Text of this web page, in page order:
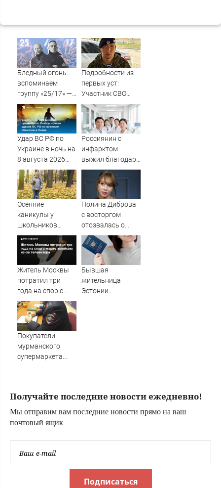
Бледный огонь:
вспоминаем
группу «25/17» —
великую и (часто)
ужасную
Подробности из
первых уст:
Участник СВО
рассказал, что
спасло его в
схватке с
медведем
Удар ВС РФ по
Украине в ночь на
8 августа 2026
года: список
пораженных
целей в Киеве,
удар по Fire Point
Россиянин с
инфарктом
выжил благодаря
приложению в
Шанхае
Осенние
каникулы у
школьников
будут длиннее
зимних
Полина Диброва
с восторгом
отозвалась о
девушке сына
Житель Москвы
потратил три
года на спор с
маркетплейсом
из-за телевизора
Бывшая
жительница
Эстонии
Покупатели
мурманского
супермаркета
Получайте последние новости ежедневно!
Мы отправим вам последние новости прямо на ваш
почтовый ящик
Подписаться